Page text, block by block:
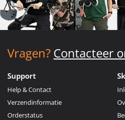
Vragen? Contacteer
Support
Help & Contact
Verzendinformatie
Orderstatus